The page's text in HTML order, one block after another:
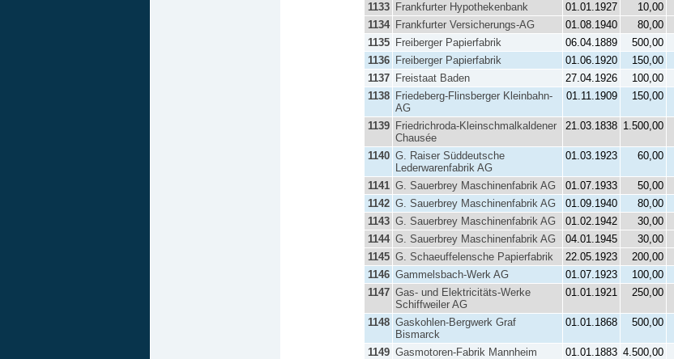
1133
Frankfurter Hypothekenbank 01.01.1927 10,00
1134
Frankfurter Versicherungs-AG 01.08.1940 80,00
1135
Freiberger Papierfabrik 06.04.1889 500,00
1136
Freiberger Papierfabrik 01.06.1920 150,00
1137
Freistaat Baden 27.04.1926 100,00
1138
Friedeberg-Flinsberger Kleinbahn-
AG
01.11.1909 150,00
1139
Friedrichroda-Kleinschmalkaldener
Chausée
21.03.1838 1.500,00
1140 G. Raiser Süddeutsche
Lederwarenfabrik AG
01.03.1923 60,00
1141 G. Sauerbrey Maschinenfabrik AG 01.07.1933 50,00
1142 G. Sauerbrey Maschinenfabrik AG 01.09.1940 80,00
1143 G. Sauerbrey Maschinenfabrik AG 01.02.1942 30,00
1144 G. Sauerbrey Maschinenfabrik AG 04.01.1945 30,00
1145 G. Schaeuffelensche Papierfabrik 22.05.1923 200,00
1146 Gammelsbach-Werk AG 01.07.1923 100,00
1147 Gas- und Elektricitäts-Werke
Schiffweiler AG
01.01.1921 250,00
1148 Gaskohlen-Bergwerk Graf
Bismarck
01.01.1868 500,00
1149 Gasmotoren-Fabrik Mannheim 01.01.1883 4.500,00